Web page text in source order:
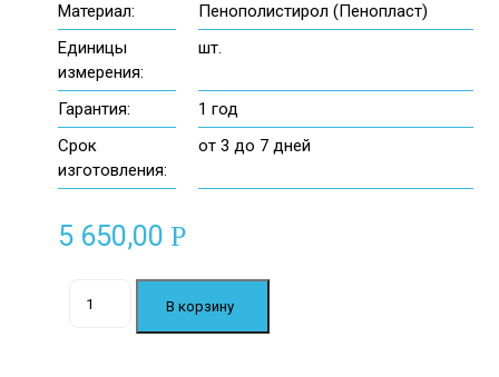
Материал:
Пенополистирол (Пенопласт)
Единицы
измерения:
шт.
Гарантия:
1 год
Срок
изготовления:
от 3 до 7 дней
5 650,00Р
товара
Снеговик
В корзину